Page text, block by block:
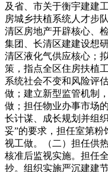
及省、市关于衡宇建建
房城乡扶植系统人才步
清区房地产开辟核心、
集团、长清区建建设想
清区液化气供应核心；
策，指点全区住房扶植
系统社会不变和风险评
做；建立新型监管机制
做；担任物业办事市场
长计谋、成长规划并组
妥”的要求，担任室第
视工做。（二）担任供
核准后监视实施。担任
抄。组织实施严沉建建